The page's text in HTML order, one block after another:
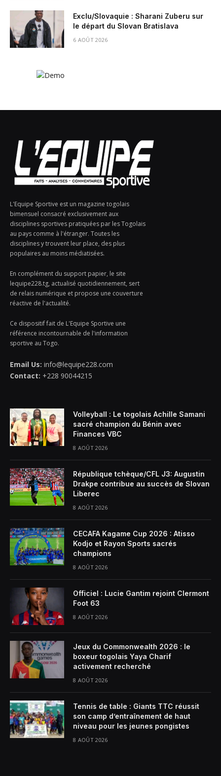
Exclu/Slovaquie : Sharani Zuberu sur
le départ du Slovan Bratislava
6 AOÛT 2026
L'Equipe Sportive est un magazine togolais
bimensuel consacré exclusivement aux
disciplines sportives pratiquées par les Togolais
au pays comme à l'étranger. Toutes les
disciplines y trouvent leur place, des plus
populaires au moins médiatisées.
En complément du support papier, le site
lequipe228.tg, actualisé quotidiennement, sert
de relais numérique et propose une couverture
réactive de l'actualité.
Ce dispositif fait de L'Equipe Sportive une
référence incontournable de l'information
sportive au Togo.
Email Us: info@lequipe228.com
Contact: +228 90044215
Volleyball : Le togolais Achille Samani
sacré champion du Bénin avec
Finances VBC
8 AOÛT 2026
République tchèque/CFL J3: Augustin
Drakpe contribue au succès de Slovan
Liberec
8 AOÛT 2026
CECAFA Kagame Cup 2026 : Atisso
Kodjo et Rayon Sports sacrés
champions
8 AOÛT 2026
Officiel : Lucie Gantim rejoint Clermont
Foot 63
8 AOÛT 2026
Jeux du Commonwealth 2026 : le
boxeur togolais Yaya Charif
activement recherché
8 AOÛT 2026
Tennis de table : Giants TTC réussit
son camp d’entraînement de haut
niveau pour les jeunes pongistes
8 AOÛT 2026